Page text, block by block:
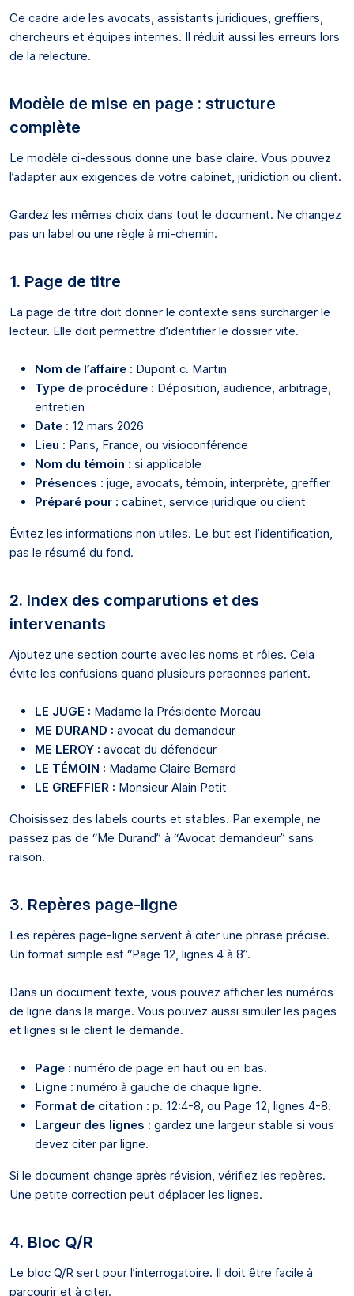
Ce cadre aide les avocats, assistants juridiques, greffiers,
chercheurs et équipes internes. Il réduit aussi les erreurs lors
de la relecture.
Modèle de mise en page : structure
complète
Le modèle ci-dessous donne une base claire. Vous pouvez
l’adapter aux exigences de votre cabinet, juridiction ou client.
Gardez les mêmes choix dans tout le document. Ne changez
pas un label ou une règle à mi-chemin.
1. Page de titre
La page de titre doit donner le contexte sans surcharger le
lecteur. Elle doit permettre d’identifier le dossier vite.
Nom de l’affaire : Dupont c. Martin
Type de procédure : Déposition, audience, arbitrage,
entretien
Date : 12 mars 2026
Lieu : Paris, France, ou visioconférence
Nom du témoin : si applicable
Présences : juge, avocats, témoin, interprète, greffier
Préparé pour : cabinet, service juridique ou client
Évitez les informations non utiles. Le but est l’identification,
pas le résumé du fond.
2. Index des comparutions et des
intervenants
Ajoutez une section courte avec les noms et rôles. Cela
évite les confusions quand plusieurs personnes parlent.
LE JUGE : Madame la Présidente Moreau
ME DURAND : avocat du demandeur
ME LEROY : avocat du défendeur
LE TÉMOIN : Madame Claire Bernard
LE GREFFIER : Monsieur Alain Petit
Choisissez des labels courts et stables. Par exemple, ne
passez pas de “Me Durand” à “Avocat demandeur” sans
raison.
3. Repères page-ligne
Les repères page-ligne servent à citer une phrase précise.
Un format simple est “Page 12, lignes 4 à 8”.
Dans un document texte, vous pouvez afficher les numéros
de ligne dans la marge. Vous pouvez aussi simuler les pages
et lignes si le client le demande.
Page : numéro de page en haut ou en bas.
Ligne : numéro à gauche de chaque ligne.
Format de citation : p. 12:4-8, ou Page 12, lignes 4-8.
Largeur des lignes : gardez une largeur stable si vous
devez citer par ligne.
Si le document change après révision, vérifiez les repères.
Une petite correction peut déplacer les lignes.
4. Bloc Q/R
Le bloc Q/R sert pour l’interrogatoire. Il doit être facile à
parcourir et à citer.